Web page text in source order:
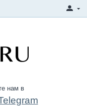
нам в